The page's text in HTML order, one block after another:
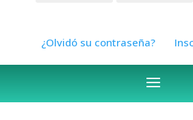
¿Olvidó su contraseña?